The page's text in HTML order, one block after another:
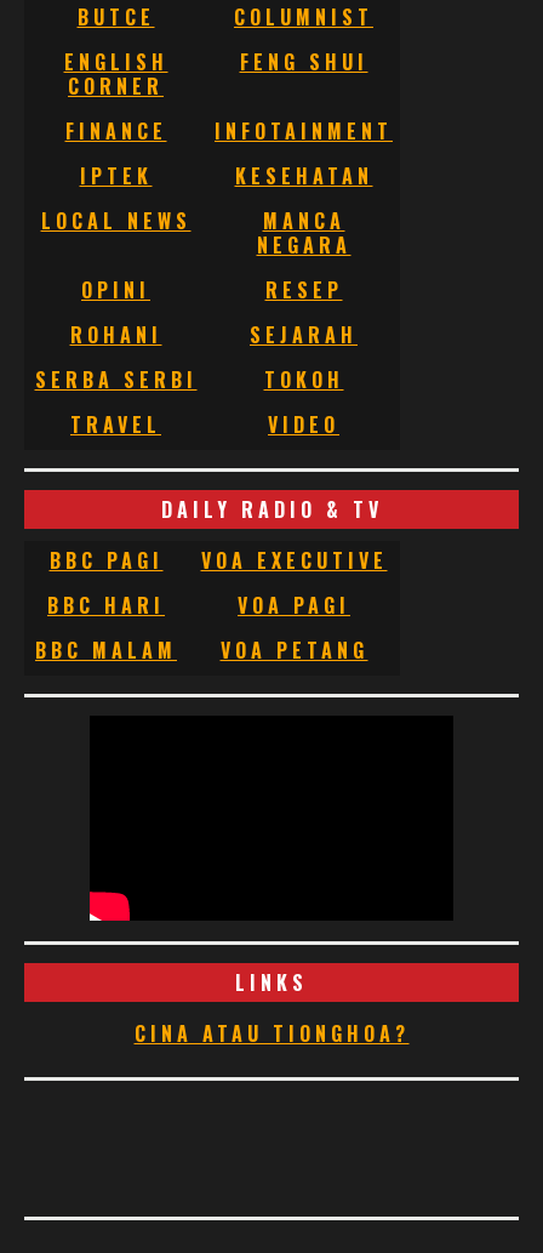
BUTCE
COLUMNIST
ENGLISH
CORNER
FENG SHUI
FINANCE
INFOTAINMENT
IPTEK
KESEHATAN
LOCAL NEWS
MANCA
NEGARA
OPINI
RESEP
ROHANI
SEJARAH
SERBA SERBI
TOKOH
TRAVEL
VIDEO
DAILY RADIO & TV
BBC PAGI
VOA EXECUTIVE
BBC HARI
VOA PAGI
BBC MALAM
VOA PETANG
LINKS
CINA ATAU TIONGHOA?